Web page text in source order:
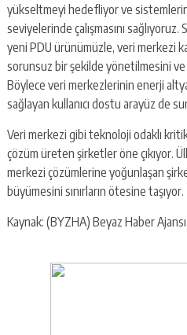
yükseltmeyi hedefliyor ve
seviyelerinde çalışmasını
yeni PDU ürünümüzle, veri merkezi
sorunsuz bir şekilde yönetilmesini ve
Böylece veri merkezlerinin enerji
sağlayan kullanıcı dostu arayüz de
Veri merkezi gibi teknoloji odaklı
çözüm üreten şirketler öne çıkıyor.
merkezi çözümlerine yoğunlaşan
büyümesini sınırların ötesine taşıyor.
Kaynak: (BYZHA) Beyaz Haber Ajansı